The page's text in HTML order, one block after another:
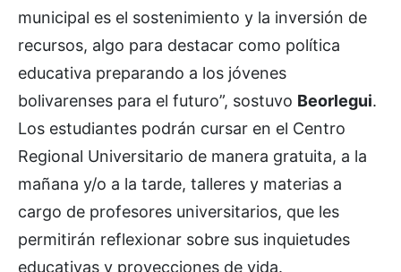
municipal es el sostenimiento y la inversión de
recursos, algo para destacar como política
educativa preparando a los jóvenes
bolivarenses para el futuro”, sostuvo Beorlegui.
Los estudiantes podrán cursar en el Centro
Regional Universitario de manera gratuita, a la
mañana y/o a la tarde, talleres y materias a
cargo de profesores universitarios, que les
permitirán reflexionar sobre sus inquietudes
educativas y proyecciones de vida.